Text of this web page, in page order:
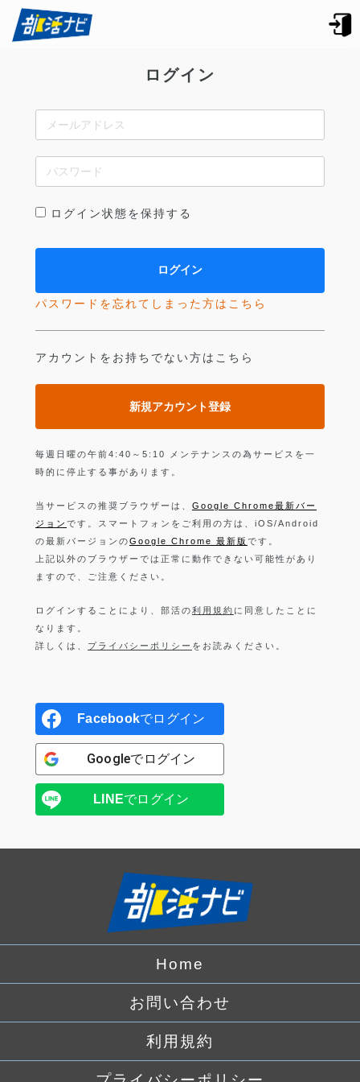
ログイン
ログイン状態を保持する
パスワードを忘れてしまった方はこちら
アカウントをお持ちでない方はこちら
新規アカウント登録
毎週日曜の午前4:40～5:10 メンテナンスの為サービスを一
時的に停止する事があります。
当サービスの推奨ブラウザーは、 Google Chrome最新バー
ジョン です。スマートフォンをご利用の方は、iOS/Android
の最新バージョンのGoogle Chrome 最新版 です。
上記以外のブラウザーでは正常に動作できない可能性があり
ますので、ご注意ください。
ログインすることにより、部活の利用規約 に同意したことに
なります。
詳しくは、 プライバシーポリシー をお読みください。
Facebookでログイン
Googleでログイン
LINEでログイン
Home
お問い合わせ
利用規約